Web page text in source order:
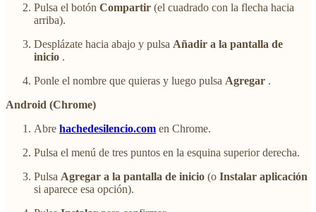
Pulsa el botón Compartir (el cuadrado con la flecha hacia
arriba).
Desplázate hacia abajo y pulsa Añadir a la pantalla de
inicio .
Ponle el nombre que quieras y luego pulsa Agregar .
Android (Chrome)
Abre hachedesilencio.com en Chrome.
Pulsa el menú de tres puntos en la esquina superior derecha.
Pulsa Agregar a la pantalla de inicio (o Instalar aplicación
si aparece esa opción).